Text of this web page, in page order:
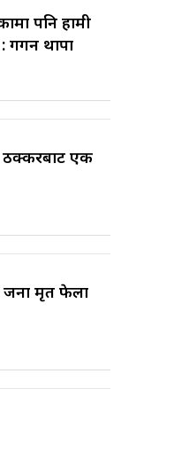
पनि हामी
गगन थापा
ठक्करबाट एक
जना मृत फेला